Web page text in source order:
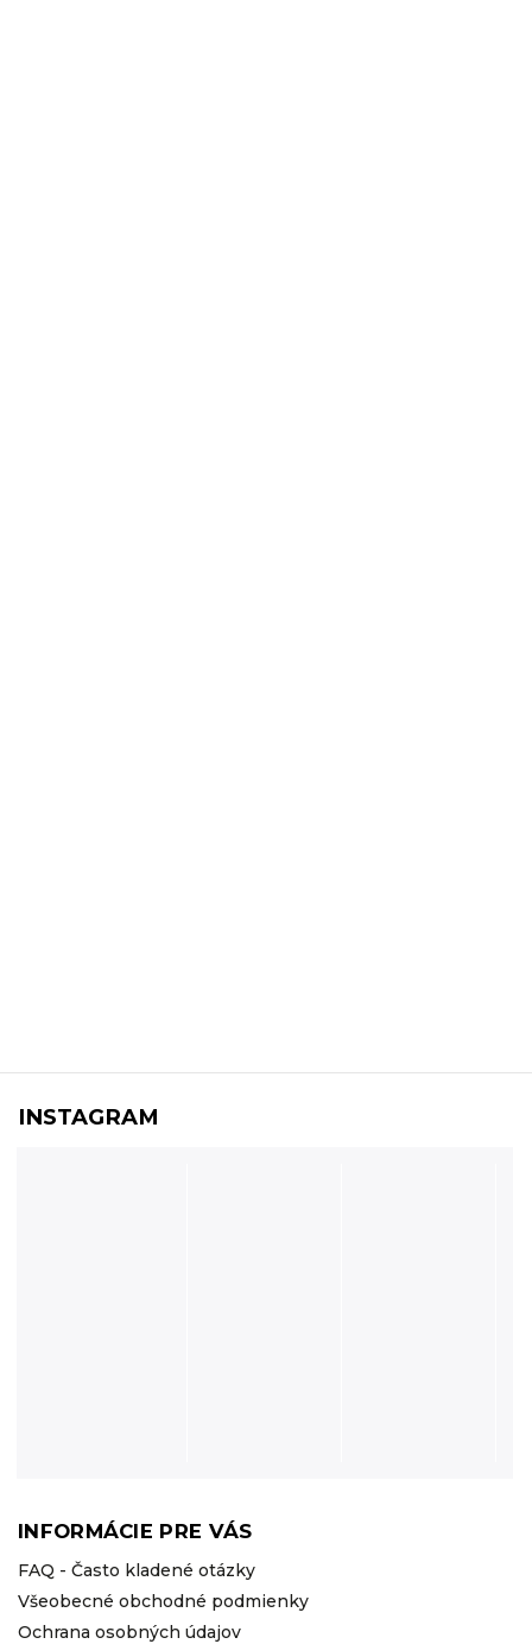
INFORMÁCIE PRE VÁS
FAQ - Často kladené otázky
Všeobecné obchodné podmienky
Ochrana osobných údajov
INSTAGRAM